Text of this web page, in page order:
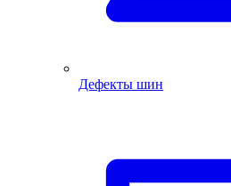
Дефекты шин